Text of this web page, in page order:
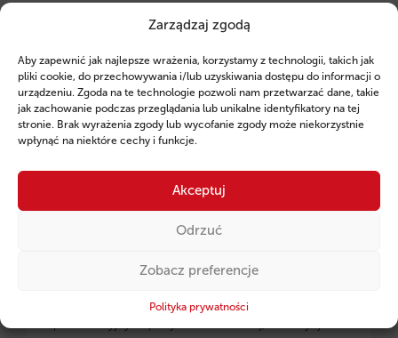
Zarządzaj zgodą
Aby zapewnić jak najlepsze wrażenia, korzystamy z technologii, takich jak
pliki cookie, do przechowywania i/lub uzyskiwania dostępu do informacji o
urządzeniu. Zgoda na te technologie pozwoli nam przetwarzać dane, takie
jak zachowanie podczas przeglądania lub unikalne identyfikatory na tej
stronie. Brak wyrażenia zgody lub wycofanie zgody może niekorzystnie
wpłynąć na niektóre cechy i funkcje.
Akceptuj
Odrzuć
Zobacz preferencje
Polityka prywatności
przedsiębiorców z regionu małopolskiego.
Pożyczki unijne dla małopolskich
przedsiębiorców– dowiedz się, jak skorzystać z